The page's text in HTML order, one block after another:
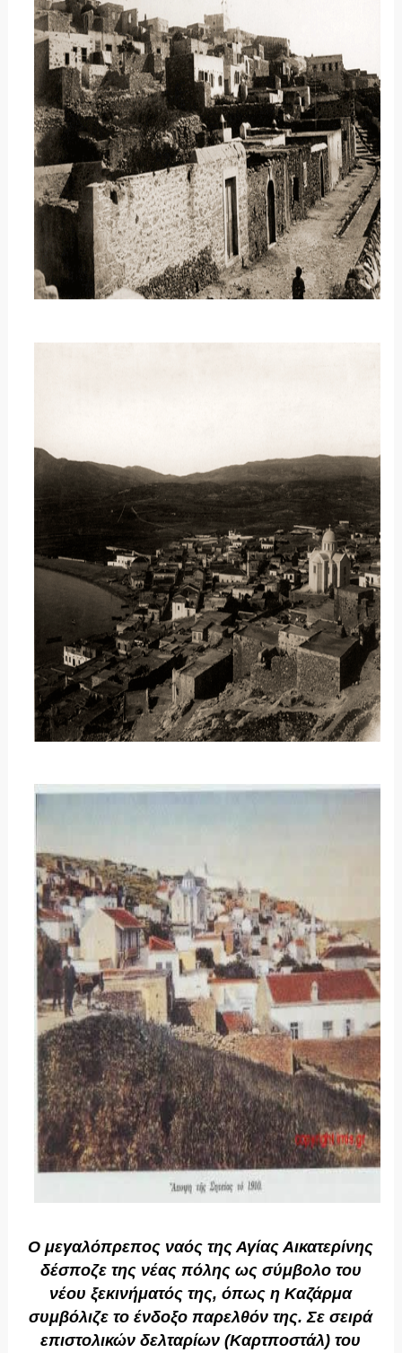
Ο μεγαλόπρεπος ναός της Αγίας Αικατερίνης
δέσποζε της νέας πόλης ως σύμβολο του
νέου ξεκινήματός της, όπως η Καζάρμα
συμβόλιζε το ένδοξο παρελθόν της. Σε σειρά
επιστολικών δελταρίων (Καρτποστάλ) του